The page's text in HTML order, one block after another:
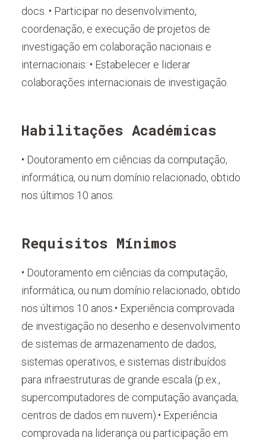
docs. • Participar no desenvolvimento,
coordenação, e execução de projetos de
investigação em colaboração nacionais e
internacionais. • Estabelecer e liderar
colaborações internacionais de investigação.
Habilitações Académicas
• Doutoramento em ciências da computação,
informática, ou num domínio relacionado, obtido
nos últimos 10 anos.
Requisitos Mínimos
• Doutoramento em ciências da computação,
informática, ou num domínio relacionado, obtido
nos últimos 10 anos.• Experiência comprovada
de investigação no desenho e desenvolvimento
de sistemas de armazenamento de dados,
sistemas operativos, e sistemas distribuídos
para infraestruturas de grande escala (p.ex.,
supercomputadores de computação avançada,
centros de dados em nuvem).• Experiência
comprovada na liderança ou participação em